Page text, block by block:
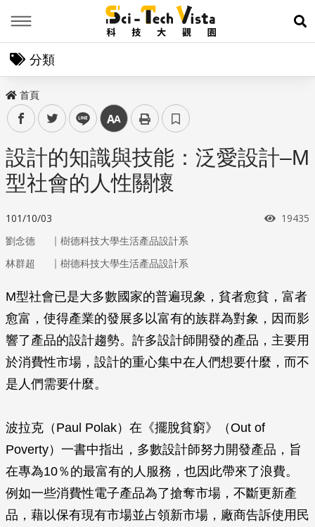
展
分類
首頁
facebooktwitter line 中
設計的知識與技能：泛愛設計–M
型社會的人性關懷
101/10/03 瀏覽次
19435
劉念德 ｜ 樹德科技大學生活產品設計系
林群超
｜ 樹德科技大學生活產品設計系
M型社會已是大多數國家的普遍現象，貧者愈貧，富者
愈富，使得產業的發展多以富有的族群為對象，因而影
響了產品的設計趨勢。許多設計師開發的產品，主要用
於消費性市場，設計的重心集中在人們想要什麼，而不
是人們需要什麼。
波拉克（Paul Polak）在《擺脫貧窮》（Out of
Poverty）一書中指出，多數設計師努力開發產品，旨
在專為10％的最富有的人服務，也因此帶來了浪費。
例如一些消費性電子產品為了搶奪市場，不斷更新產
品，藉以保有現有市場並占領新市場，廠商告訴使用民